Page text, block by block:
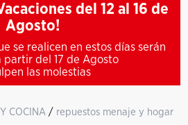
del 12 al 16 de
Agosto!
se realicen en estos días serán
partir del 17 de Agosto
las molestias
COCINA / repuestos menaje y hogar